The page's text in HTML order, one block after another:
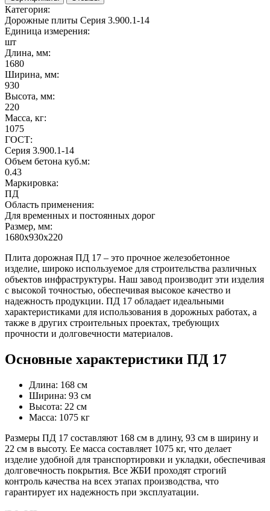
Категория:
Дорожные плиты Серия 3.900.1-14
Единица измерения:
шт
Длина, мм:
1680
Ширина, мм:
930
Высота, мм:
220
Масса, кг:
1075
ГОСТ:
Серия 3.900.1-14
Объем бетона куб.м:
0.43
Маркировка:
ПД
Область применения:
Для временных и постоянных дорог
Размер, мм:
1680х930х220
Плита дорожная ПД 17 – это прочное железобетонное
изделие, широко используемое для строительства различных
объектов инфраструктуры. Наш завод производит эти изделия
с высокой точностью, обеспечивая высокое качество и
надежность продукции. ПД 17 обладает идеальными
характеристиками для использования в дорожных работах, а
также в других строительных проектах, требующих
прочности и долговечности материалов.
Основные характеристики ПД 17
Длина: 168 см
Ширина: 93 см
Высота: 22 см
Масса: 1075 кг
Размеры ПД 17 составляют 168 см в длину, 93 см в ширину и
22 см в высоту. Ее масса составляет 1075 кг, что делает
изделие удобной для транспортировки и укладки, обеспечивая
долговечность покрытия. Все ЖБИ проходят строгий
контроль качества на всех этапах производства, что
гарантирует их надежность при эксплуатации.